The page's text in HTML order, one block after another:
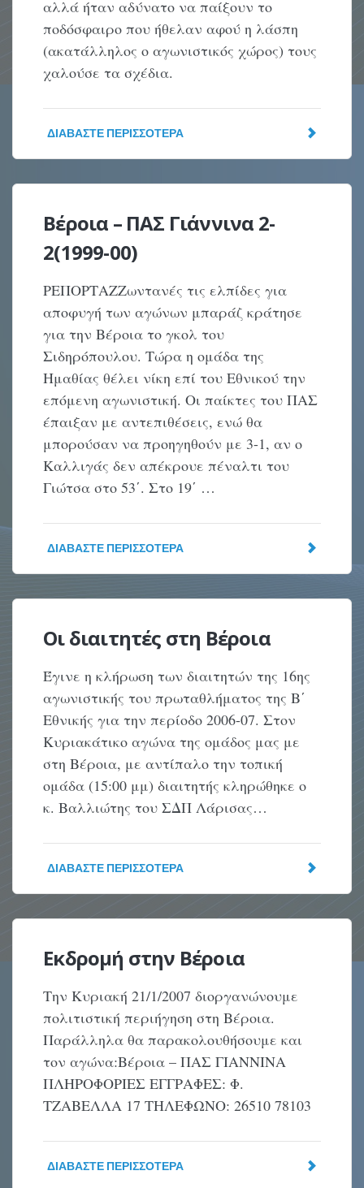
αλλά ήταν αδύνατο να παίξουν το
ποδόσφαιρο που ήθελαν αφού η λάσπη
(ακατάλληλος ο αγωνιστικός χώρος) τους
χαλούσε τα σχέδια.
ΔΙΑΒΆΣΤΕ ΠΕΡΙΣΣΌΤΕΡΑ
Βέροια – ΠΑΣ Γιάννινα 2-
2(1999-00)
ΡΕΠΟΡΤΑΖΖωντανές τις ελπίδες για
αποφυγή των αγώνων μπαράζ κράτησε
για την Βέροια το γκολ του
Σιδηρόπουλου. Τώρα η ομάδα της
Ημαθίας θέλει νίκη επί του Εθνικού την
επόμενη αγωνιστική. Οι παίκτες του ΠΑΣ
έπαιξαν με αντεπιθέσεις, ενώ θα
μπορούσαν να προηγηθούν με 3-1, αν ο
Καλλιγάς δεν απέκρουε πέναλτι του
Γιώτσα στο 53΄. Στο 19΄ …
ΔΙΑΒΆΣΤΕ ΠΕΡΙΣΣΌΤΕΡΑ
Οι διαιτητές στη Βέροια
Έγινε η κλήρωση των διαιτητών της 16ης
αγωνιστικής του πρωταθλήματος της Β΄
Εθνικής για την περίοδο 2006-07. Στον
Κυριακάτικο αγώνα της ομάδος μας με
στη Βέροια, με αντίπαλο την τοπική
ομάδα (15:00 μμ) διαιτητής κληρώθηκε ο
κ. Βαλλιώτης του ΣΔΠ Λάρισας…
ΔΙΑΒΆΣΤΕ ΠΕΡΙΣΣΌΤΕΡΑ
Εκδρομή στην Βέροια
Την Κυριακή 21/1/2007 διοργανώνουμε
πολιτιστική περιήγηση στη Bέροια.
Παράλληλα θα παρακολουθήσουμε και
τον αγώνα:Βέροια – ΠΑΣ ΓΙΑΝΝΙΝΑ
ΠΛΗΡΟΦΟΡΙΕΣ ΕΓΓΡΑΦΕΣ: Φ.
ΤΖΑΒΕΛΛΑ 17 ΤΗΛΕΦΩΝΟ: 26510 78103
ΔΙΑΒΆΣΤΕ ΠΕΡΙΣΣΌΤΕΡΑ